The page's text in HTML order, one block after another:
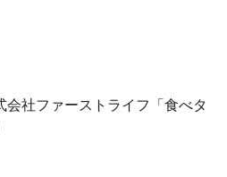
会社ファーストライフ「食べタ